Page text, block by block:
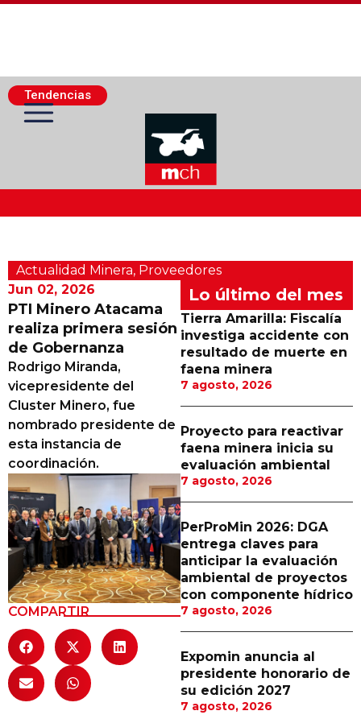
Tendencias
Actualidad Minera
Minería Superficie
Minerí­a Subterránea
Proveedores
Canal Digital
Columnas de Opinión
Designaciones
Calendario de Eventos
Revistas Digital
Siguenos
Actualidad Minera, Proveedores
Jun 02, 2026
PTI Minero Atacama
realiza primera sesión
de Gobernanza
Rodrigo Miranda,
vicepresidente del
Cluster Minero, fue
nombrado presidente de
esta instancia de
coordinación.
COMPARTIR
Lo último del mes
Tierra Amarilla: Fiscalía
investiga accidente con
resultado de muerte en
faena minera
7 agosto, 2026
Proyecto para reactivar
faena minera inicia su
evaluación ambiental
7 agosto, 2026
PerProMin 2026: DGA
entrega claves para
anticipar la evaluación
ambiental de proyectos
con componente hídrico
7 agosto, 2026
Expomin anuncia al
presidente honorario de
su edición 2027
7 agosto, 2026